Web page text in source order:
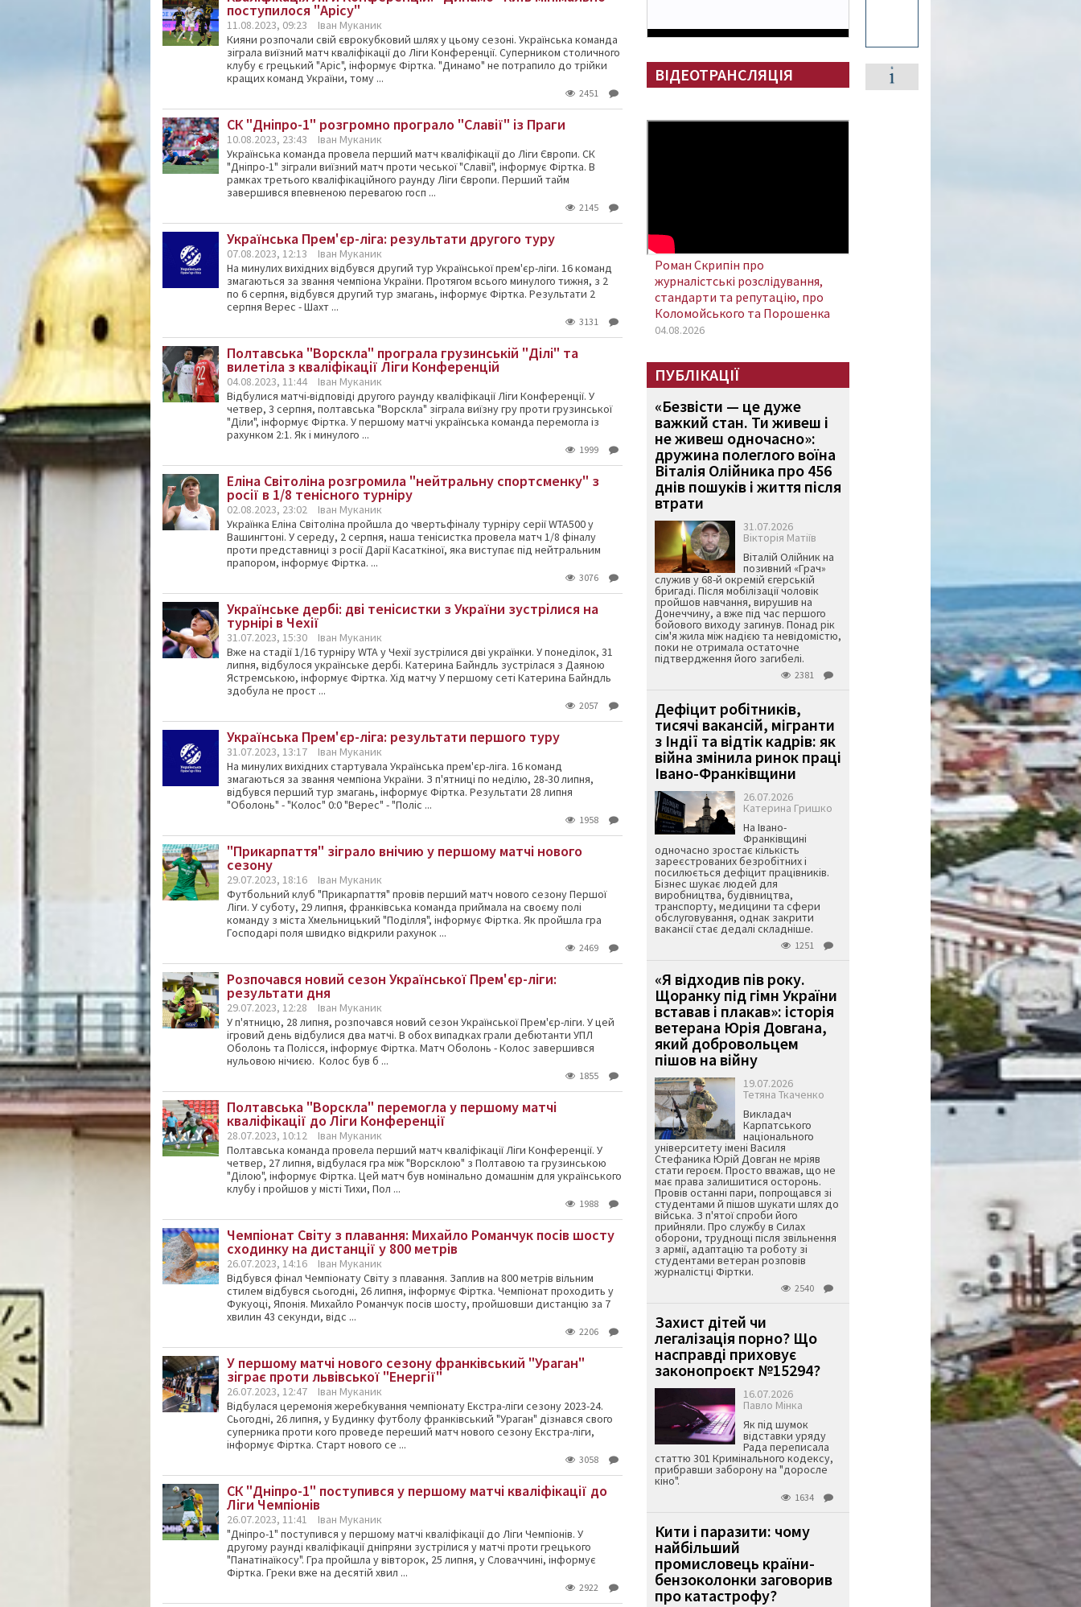
поступилося "Арісу"
11.08.2023, 09:23
Іван Муканик
Кияни розпочали свій єврокубковий шлях у цьому сезоні. Українська команда
зіграла виїзний матч кваліфікації до Ліги Конференції. Суперником столичного
клубу є грецький "Аріс", інформує Фіртка. "Динамо" не потрапило до трійки
кращих команд України, тому ...
2451
СК "Дніпро-1" розгромно програло "Славії" із Праги
10.08.2023, 23:43
Іван Муканик
Українська команда провела перший матч кваліфікації до Ліги Європи. СК
"Дніпро-1" зіграли виїзний матч проти чеської "Славії", інформує Фіртка. В
рамках третього кваліфікаційного раунду Ліги Європи. Перший тайм
завершився впевненою перевагою госп ...
2145
Українська Прем'єр-ліга: результати другого туру
07.08.2023, 12:13
Іван Муканик
На минулих вихідних відбувся другий тур Української прем'єр-ліги. 16 команд
змагаються за звання чемпіона України. Протягом всього минулого тижня, з 2
по 6 серпня, відбувся другий тур змагань, інформує Фіртка. Результати 2
серпня Верес - Шахт ...
3131
Полтавська "Ворскла" програла грузинській "Ділі" та
вилетіла з кваліфікації Ліги Конференцій
04.08.2023, 11:44
Іван Муканик
Відбулися матчі-відповіді другого раунду кваліфікації Ліги Конференції. У
четвер, 3 серпня, полтавська "Ворскла" зіграла виїзну гру проти грузинської
"Діли", інформує Фіртка. У першому матчі українська команда перемогла із
рахунком 2:1. Як і минулого ...
1999
Еліна Світоліна розгромила "нейтральну спортсменку" з
росії в 1/8 тенісного турніру
02.08.2023, 23:02
Іван Муканик
Українка Еліна Світоліна пройшла до чвертьфіналу турніру серії WTA500 у
Вашингтоні. У середу, 2 серпня, наша тенісистка провела матч 1/8 фіналу
проти представниці з росії Дарії Касаткіної, яка виступає під нейтральним
прапором, інформує Фіртка. ...
3076
Українське дербі: дві тенісистки з України зустрілися на
турнірі в Чехії
31.07.2023, 15:30
Іван Муканик
Вже на стадії 1/16 турніру WTA у Чехії зустрілися дві українки. У понеділок, 31
липня, відбулося українське дербі. Катерина Байндль зустрілася з Даяною
Ястремською, інформує Фіртка. Хід матчу У першому сеті Катерина Байндль
здобула не прост ...
2057
Українська Прем'єр-ліга: результати першого туру
31.07.2023, 13:17
Іван Муканик
На минулих вихідних стартувала Українська прем'єр-ліга. 16 команд
змагаються за звання чемпіона України. З п'ятниці по неділю, 28-30 липня,
відбувся перший тур змагань, інформує Фіртка. Результати 28 липня
"Оболонь" - "Колос" 0:0 "Верес" - "Поліс ...
1958
"Прикарпаття" зіграло внічию у першому матчі нового
сезону
29.07.2023, 18:16
Іван Муканик
Футбольний клуб "Прикарпаття" провів перший матч нового сезону Першої
Ліги. У суботу, 29 липня, франківська команда приймала на своєму полі
команду з міста Хмельницький "Поділля", інформує Фіртка. Як пройшла гра
Господарі поля швидко відкрили рахунок ...
2469
Розпочався новий сезон Української Прем'єр-ліги:
результати дня
29.07.2023, 12:28
Іван Муканик
У п'ятницю, 28 липня, розпочався новий сезон Української Прем'єр-ліги. У цей
ігровий день відбулися два матчі. В обох випадках грали дебютанти УПЛ
Оболонь та Полісся, інформує Фіртка. Матч Оболонь - Колос завершився
нульовою нічиєю. Колос був б ...
1855
Полтавська "Ворскла" перемогла у першому матчі
кваліфікації до Ліги Конференції
28.07.2023, 10:12
Іван Муканик
Полтавська команда провела перший матч кваліфікації Ліги Конференції. У
четвер, 27 липня, відбулася гра між "Ворсклою" з Полтавою та грузинською
"Ділою", інформує Фіртка. Цей матч був номінально домашнім для українського
клубу і пройшов у місті Тихи, Пол ...
1988
Чемпіонат Світу з плавання: Михайло Романчук посів шосту
сходинку на дистанції у 800 метрів
26.07.2023, 14:16
Іван Муканик
Відбувся фінал Чемпіонату Світу з плавання. Заплив на 800 метрів вільним
стилем відбувся сьогодні, 26 липня, інформує Фіртка. Чемпіонат проходить у
Фукуоці, Японія. Михайло Романчук посів шосту, пройшовши дистанцію за 7
хвилин 43 секунди, відс ...
2206
У першому матчі нового сезону франківський "Ураган"
зіграє проти львівської "Енергії"
26.07.2023, 12:47
Іван Муканик
Відбулася церемонія жеребкування чемпіонату Екстра-ліги сезону 2023-24.
Сьогодні, 26 липня, у Будинку футболу франківський "Ураган" дізнався свого
суперника проти кого проведе переший матч нового сезону Екстра-ліги,
інформує Фіртка. Старт нового се ...
3058
СК "Дніпро-1" поступився у першому матчі кваліфікації до
Ліги Чемпіонів
26.07.2023, 11:41
Іван Муканик
"Дніпро-1" поступився у першому матчі кваліфікації до Ліги Чемпіонів. У
другому раунді кваліфікації дніпряни зустрілися у матчі проти грецького
"Панатінаїкосу". Гра пройшла у вівторок, 25 липня, у Словаччині, інформує
Фіртка. Греки вже на десятій хвил ...
2922
ВІДЕОТРАНСЛЯЦІЯ
Роман Скрипін про
журналістські розслідування,
стандарти та репутацію, про
Коломойського та Порошенка
04.08.2026
ПУБЛІКАЦІЇ
«Безвісти — це дуже
важкий стан. Ти живеш і
не живеш одночасно»:
дружина полеглого воїна
Віталія Олійника про 456
днів пошуків і життя після
втрати
31.07.2026
Вікторія Матіїв
Віталій Олійник на
позивний «Грач»
служив у 68-й окремій єгерській
бригаді. Після мобілізації чоловік
пройшов навчання, вирушив на
Донеччину, а вже під час першого
бойового виходу загинув. Понад рік
сім'я жила між надією та невідомістю,
поки не отримала остаточне
підтвердження його загибелі.
2381
Дефіцит робітників,
тисячі вакансій, мігранти
з Індії та відтік кадрів: як
війна змінила ринок праці
Івано-Франківщини
26.07.2026
Катерина Гришко
На Івано-
Франківщині
одночасно зростає кількість
зареєстрованих безробітних і
посилюється дефіцит працівників.
Бізнес шукає людей для
виробництва, будівництва,
транспорту, медицини та сфери
обслуговування, однак закрити
вакансії стає дедалі складніше.
1251
«Я відходив пів року.
Щоранку під гімн України
вставав і плакав»: історія
ветерана Юрія Довгана,
який добровольцем
пішов на війну
19.07.2026
Тетяна Ткаченко
Викладач
Карпатського
національного
університету імені Василя
Стефаника Юрій Довган не мріяв
стати героєм. Просто вважав, що не
має права залишитися осторонь.
Провів останні пари, попрощався зі
студентами й пішов шукати шлях до
війська. З п'ятої спроби його
прийняли. Про службу в Силах
оборони, труднощі після звільнення
з армії, адаптацію та роботу зі
студентами ветеран розповів
журналістці Фіртки.
2540
Захист дітей чи
легалізація порно? Що
насправді приховує
законопроєкт №15294?
16.07.2026
Павло Мінка
Як під шумок
відставки уряду
Рада переписала
статтю 301 Кримінального кодексу,
прибравши заборону на "доросле
кіно".
1634
Кити і паразити: чому
найбільший
промисловець країни-
бензоколонки заговорив
про катастрофу?